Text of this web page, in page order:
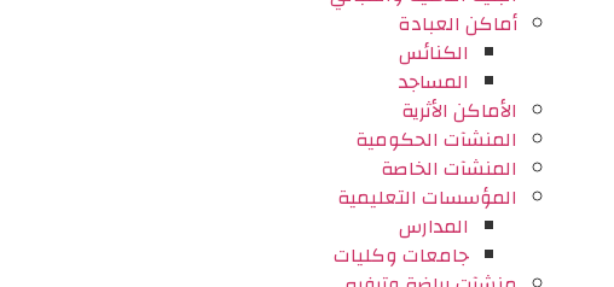
أماكن العبادة
الكنائس
المساجد
الأماكن الأثرية
المنشآت الحكومية
المنشآت الخاصة
المؤسسات التعليمية
المدارس
جامعات وكليات